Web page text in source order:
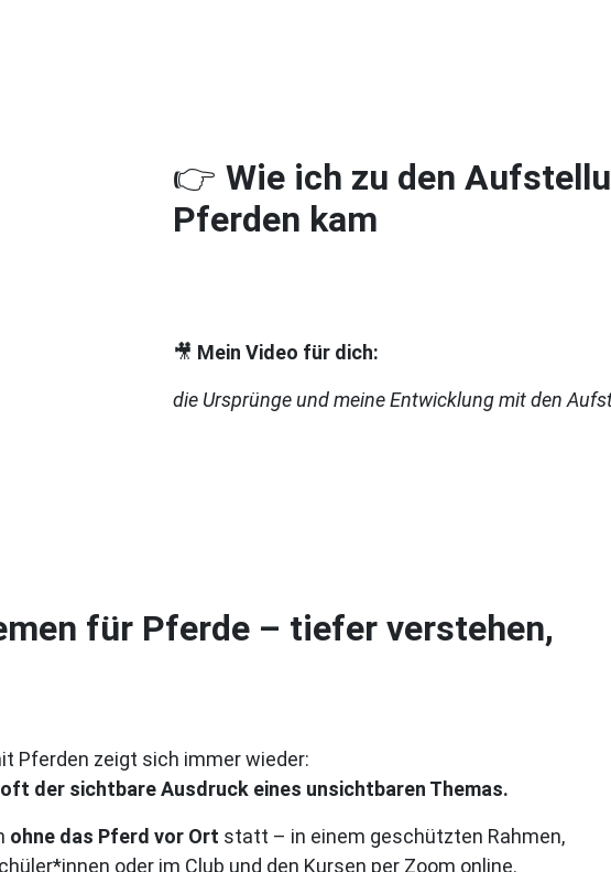
👉 Wie ich zu den
Pferden kam
🎥 Mein Video für dich:
die Ursprünge und meine Entwicklung mit den
für Pferde – tiefer verstehen,
Pferden zeigt sich immer wieder:
der sichtbare Ausdruck eines unsichtbaren Themas.
ohne das Pferd vor Ort statt – in einem geschützten Rahmen,
oder im Club und den Kursen per Zoom online.